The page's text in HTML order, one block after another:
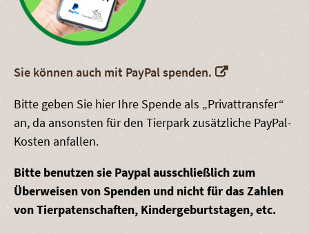
Sie können auch mit PayPal spenden.
Bitte geben Sie hier Ihre Spende als „Privattransfer“
an, da ansonsten für den Tierpark zusätzliche PayPal-
Kosten anfallen.
Bitte benutzen sie Paypal ausschließlich zum
Überweisen von Spenden und nicht für das Zahlen
von Tierpatenschaften, Kindergeburtstagen, etc.